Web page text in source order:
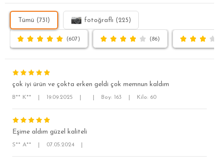
Tümü (731) fotoğraflı (225)
(607) (86)
çok iyi ürün ve çokta erken geldi çok memnun kaldım
B** K** 19.09.2025 Boy: 163 Kilo: 60
Eşime aldım güzel kaliteli
S** A** 07.05.2024